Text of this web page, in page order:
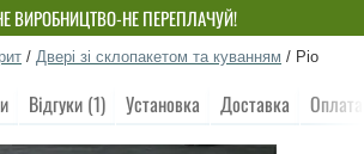
ВИРОБНИЦТВО-НЕ ПЕРЕПЛАЧУЙ!
/ Двері зі склопакетом та куванням / Ріо
Відгуки (1) Установка Доставка Оплата